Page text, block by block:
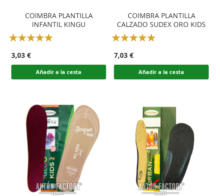
COIMBRA PLANTILLA
INFANTIL KINGU
Rating:
3,03 €
Añadir a la cesta
COIMBRA PLANTILLA
CALZADO SUDEX ORO KIDS
Rating:
7,03 €
Añadir a la cesta